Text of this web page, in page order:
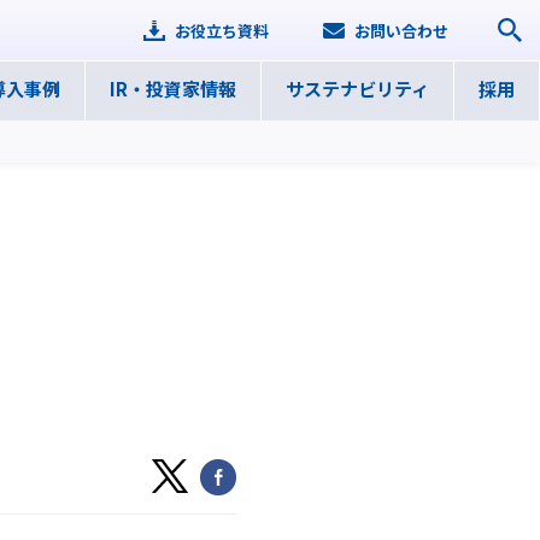
入事例 IR・ 投資家情報 サステナビリティ 採用
お役立ち資料 お問い合わせ